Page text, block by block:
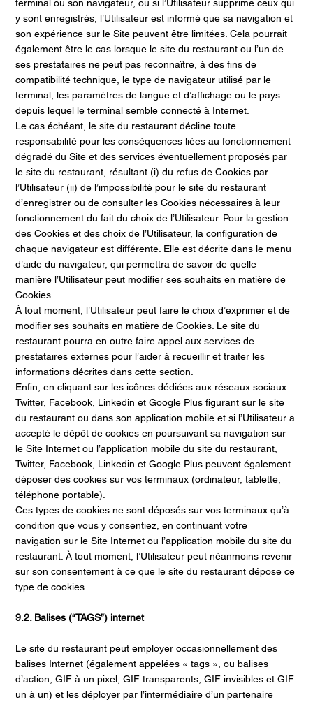
terminal ou son navigateur, ou si l’Utilisateur supprime ceux qui
y sont enregistrés, l’Utilisateur est informé que sa navigation et
son expérience sur le Site peuvent être limitées. Cela pourrait
également être le cas lorsque le site du restaurant ou l’un de
ses prestataires ne peut pas reconnaître, à des fins de
compatibilité technique, le type de navigateur utilisé par le
terminal, les paramètres de langue et d’affichage ou le pays
depuis lequel le terminal semble connecté à Internet.
Le cas échéant, le site du restaurant décline toute
responsabilité pour les conséquences liées au fonctionnement
dégradé du Site et des services éventuellement proposés par
le site du restaurant, résultant (i) du refus de Cookies par
l’Utilisateur (ii) de l’impossibilité pour le site du restaurant
d’enregistrer ou de consulter les Cookies nécessaires à leur
fonctionnement du fait du choix de l’Utilisateur. Pour la gestion
des Cookies et des choix de l’Utilisateur, la configuration de
chaque navigateur est différente. Elle est décrite dans le menu
d’aide du navigateur, qui permettra de savoir de quelle
manière l’Utilisateur peut modifier ses souhaits en matière de
Cookies.
À tout moment, l’Utilisateur peut faire le choix d’exprimer et de
modifier ses souhaits en matière de Cookies. Le site du
restaurant pourra en outre faire appel aux services de
prestataires externes pour l’aider à recueillir et traiter les
informations décrites dans cette section.
Enfin, en cliquant sur les icônes dédiées aux réseaux sociaux
Twitter, Facebook, Linkedin et Google Plus figurant sur le site
du restaurant ou dans son application mobile et si l’Utilisateur a
accepté le dépôt de cookies en poursuivant sa navigation sur
le Site Internet ou l’application mobile du site du restaurant,
Twitter, Facebook, Linkedin et Google Plus peuvent également
déposer des cookies sur vos terminaux (ordinateur, tablette,
téléphone portable).
Ces types de cookies ne sont déposés sur vos terminaux qu’à
condition que vous y consentiez, en continuant votre
navigation sur le Site Internet ou l’application mobile du site du
restaurant. À tout moment, l’Utilisateur peut néanmoins revenir
sur son consentement à ce que le site du restaurant dépose ce
type de cookies.
9.2. Balises (“TAGS”) internet
Le site du restaurant peut employer occasionnellement des
balises Internet (également appelées « tags », ou balises
d’action, GIF à un pixel, GIF transparents, GIF invisibles et GIF
un à un) et les déployer par l’intermédiaire d’un partenaire